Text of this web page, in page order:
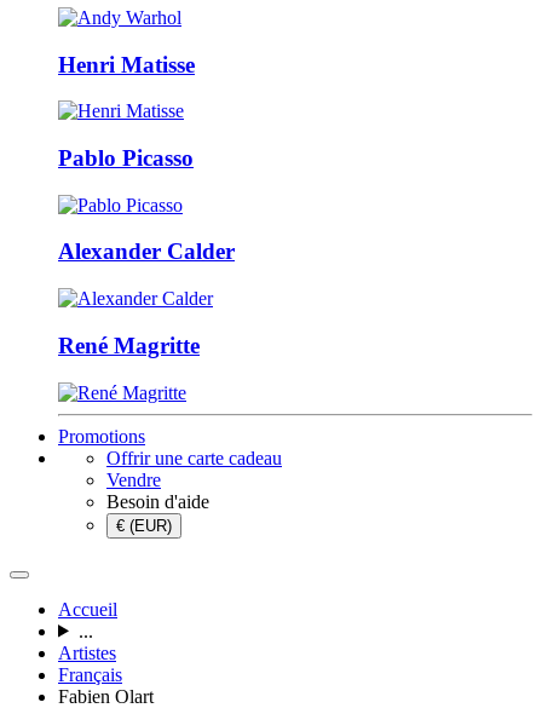
Henri Matisse
Pablo Picasso
Alexander Calder
René Magritte
Promotions
Offrir une carte cadeau
Vendre
Besoin d'aide
€ (EUR)
Accueil
...
Artistes
Français
Fabien Olart